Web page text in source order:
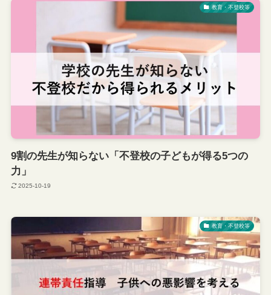
教育・不登校等
9割の先生が知らない「不登校の子どもが得る5つの
力」
2025-10-19
教育・不登校等